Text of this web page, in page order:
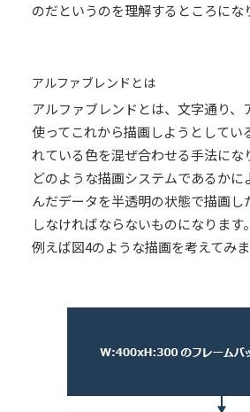
のだというのを理解するところにな
アルファブレンドとは
アルファブレンドとは、文字通り、
使ってこれから描画しようとしてい
れている色を混ぜ合わせる手法にな
どのような描画システムであるかに
んだデータを半透明の状態で描画し
しなければならないものになります。
例えば図4のような描画を考えてみま